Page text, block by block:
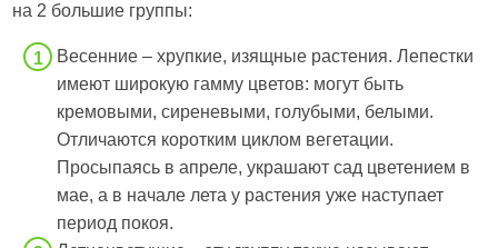
на 2 большие группы:
Весенние – хрупкие, изящные растения. Лепестки
имеют широкую гамму цветов: могут быть
кремовыми, сиреневыми, голубыми, белыми.
Отличаются коротким циклом вегетации.
Просыпаясь в апреле, украшают сад цветением в
мае, а в начале лета у растения уже наступает
период покоя.